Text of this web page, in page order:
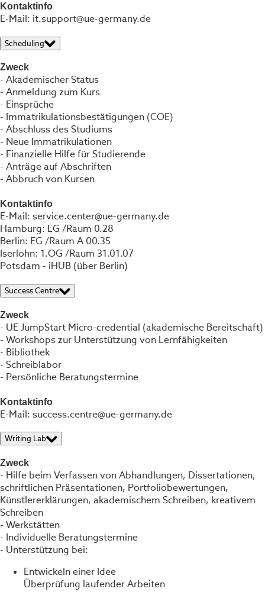
Kontaktinfo
E-Mail: it.support@ue-germany.de
Scheduling
Zweck
- Akademischer Status
- Anmeldung zum Kurs
- Einsprüche
- Immatrikulationsbestätigungen (COE)
- Abschluss des Studiums
- Neue Immatrikulationen
- Finanzielle Hilfe für Studierende
- Anträge auf Abschriften
- Abbruch von Kursen
Kontaktinfo
E-Mail: service.center@ue-germany.de
Hamburg: EG /Raum 0.28
Berlin: EG /Raum A 00.35
Iserlohn: 1.OG /Raum 31.01.07
Potsdam - iHUB (über Berlin)
Success Centre
Zweck
- UE JumpStart Micro-credential (akademische Bereitschaft)
- Workshops zur Unterstützung von Lernfähigkeiten
- Bibliothek
- Schreiblabor
- Persönliche Beratungstermine
Kontaktinfo
E-Mail: success.centre@ue-germany.de
Writing Lab
Zweck
- Hilfe beim Verfassen von Abhandlungen, Dissertationen,
schriftlichen Präsentationen, Portfoliobewertungen,
Künstlererklärungen, akademischem Schreiben, kreativem
Schreiben
- Werkstätten
- Individuelle Beratungstermine
- Unterstützung bei:
Entwickeln einer Idee
Überprüfung laufender Arbeiten